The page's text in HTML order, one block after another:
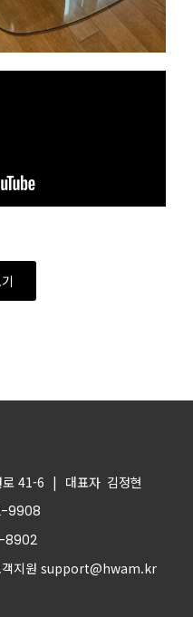
로 41-6 | 대표자 김정현
9908
8902
객지원 support@hwam.kr